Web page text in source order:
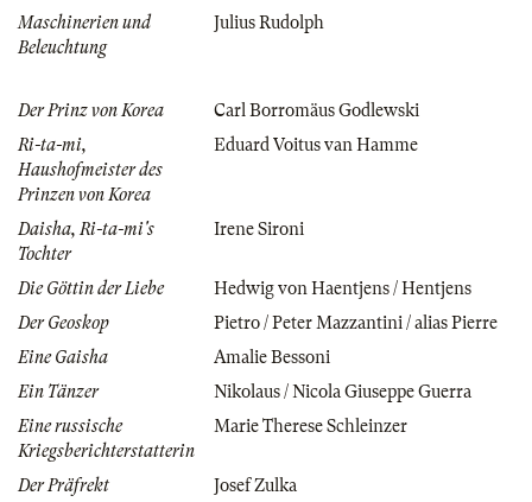
Maschinerien und
Beleuchtung
Julius Rudolph
Der Prinz von Korea
Carl Borromäus Godlewski
Ri-ta-mi,
Haushofmeister des
Prinzen von Korea
Eduard Voitus van Hamme
Daisha, Ri-ta-mi's
Tochter
Irene Sironi
Die Göttin der Liebe
Hedwig von Haentjens / Hentjens
Der Geoskop
Pietro / Peter Mazzantini / alias Pierre
Eine Gaisha
Amalie Bessoni
Ein Tänzer
Nikolaus / Nicola Giuseppe Guerra
Eine russische
Kriegsberichterstatterin
Marie Therese Schleinzer
Der Präfrekt
Josef Zulka